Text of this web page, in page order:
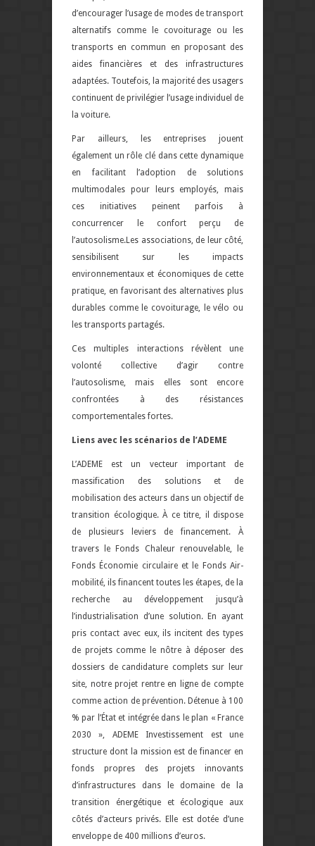
d’encourager l’usage de modes de transport
alternatifs comme le covoiturage ou les
transports en commun en proposant des
aides financières et des infrastructures
adaptées. Toutefois, la majorité des usagers
continuent de privilégier l’usage individuel de
la voiture.
Par ailleurs, les entreprises jouent
également un rôle clé dans cette dynamique
en facilitant l’adoption de solutions
multimodales pour leurs employés, mais
ces initiatives peinent parfois à
concurrencer le confort perçu de
l’autosolisme.Les associations, de leur côté,
sensibilisent sur les impacts
environnementaux et économiques de cette
pratique, en favorisant des alternatives plus
durables comme le covoiturage, le vélo ou
les transports partagés.
Ces multiples interactions révèlent une
volonté collective d’agir contre
l’autosolisme, mais elles sont encore
confrontées à des résistances
comportementales fortes.
Liens avec les scénarios de l’ADEME
L’ADEME est un vecteur important de
massification des solutions et de
mobilisation des acteurs dans un objectif de
transition écologique. À ce titre, il dispose
de plusieurs leviers de financement. À
travers le Fonds Chaleur renouvelable, le
Fonds Économie circulaire et le Fonds Air-
mobilité, ils financent toutes les étapes, de la
recherche au développement jusqu’à
l’industrialisation d’une solution.En ayant
pris contact avec eux, ils incitent des types
de projets comme le nôtre à déposer des
dossiers de candidature complets sur leur
site, notre projet rentre en ligne de compte
comme action de prévention. Détenue à 100
% par l’État et intégrée dans le plan « France
2030 », ADEME Investissement est une
structure dont la mission est de financer en
fonds propres des projets innovants
d’infrastructures dans le domaine de la
transition énergétique et écologique aux
côtés d’acteurs privés. Elle est dotée d’une
enveloppe de 400 millions d’euros.